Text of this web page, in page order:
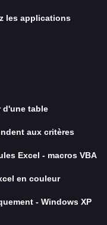
les applications
d'une table
aux critères
Excel - macros VBA
en couleur
- Windows XP